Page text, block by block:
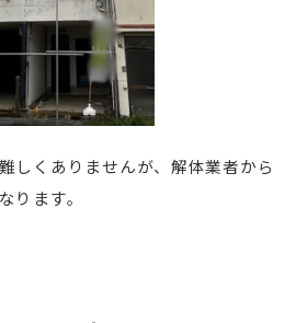
しくありませんが、解体業者から
ります。